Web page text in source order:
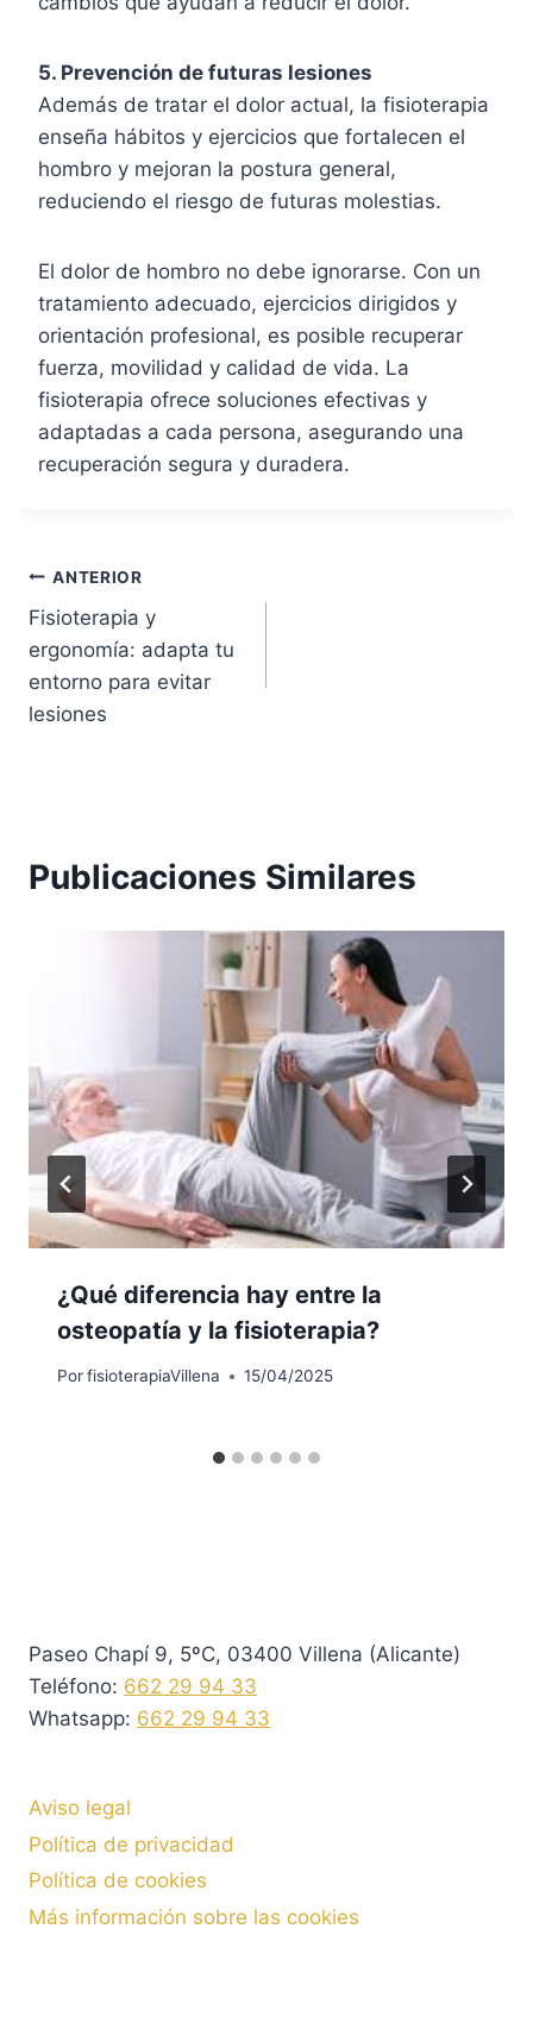
5. Prevención de futuras lesiones
Además de tratar el dolor actual, la fisioterapia
enseña hábitos y ejercicios que fortalecen el
hombro y mejoran la postura general,
reduciendo el riesgo de futuras molestias.
El dolor de hombro no debe ignorarse. Con un
tratamiento adecuado, ejercicios dirigidos y
orientación profesional, es posible recuperar
fuerza, movilidad y calidad de vida. La
fisioterapia ofrece soluciones efectivas y
adaptadas a cada persona, asegurando una
recuperación segura y duradera.
Navegación
de
entradas
ANTERIOR
Fisioterapia y
ergonomía: adapta tu
entorno para evitar
lesiones
Publicaciones Similares
¿Qué diferencia hay entre la
osteopatía y la fisioterapia?
PorfisioterapiaVillena 15/04/2025
Paseo Chapí 9, 5ºC, 03400 Villena (Alicante)
Teléfono: 662 29 94 33
Whatsapp: 662 29 94 33
Aviso legal
Política de privacidad
Política de cookies
Más información sobre las cookies